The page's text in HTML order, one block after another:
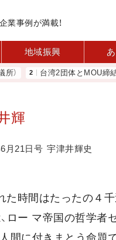
業事例が満載！
地域振興
台湾2団体とMOU締結 経
輝
月21日号 宇津井輝史
た時間はたったの４
、ロー マ帝国の哲学